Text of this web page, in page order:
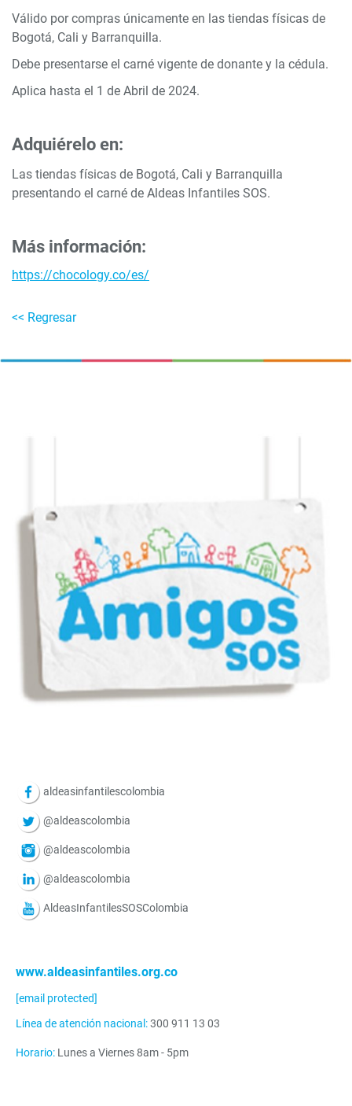
Válido por compras únicamente en las tiendas físicas de
Bogotá, Cali y Barranquilla.
Debe presentarse el carné vigente de donante y la cédula.
Aplica hasta el 1 de Abril de 2024.
Adquiérelo en:
Las tiendas físicas de Bogotá, Cali y Barranquilla
presentando el carné de Aldeas Infantiles SOS.
Más información:
https://chocology.co/es/
<< Regresar
aldeasinfantilescolombia
@aldeascolombia
@aldeascolombia
@aldeascolombia
AldeasInfantilesSOSColombia
www.aldeasinfantiles.org.co
[email protected]
Línea de atención nacional:300 911 13 03
Horario: Lunes a Viernes 8am - 5pm